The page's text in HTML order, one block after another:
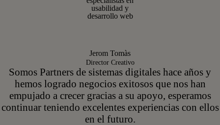
Jerom Tomàs
Director Creativo
Somos Partners de sistemas digitales hace años y
hemos logrado negocios exitosos que nos han
empujado a crecer gracias a su apoyo, esperamos
continuar teniendo excelentes experiencias con ellos
en el futuro.